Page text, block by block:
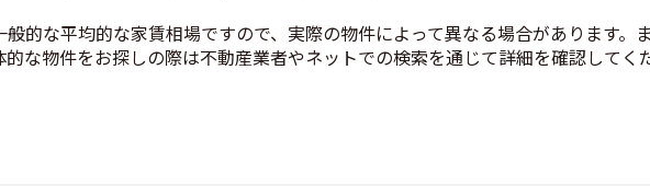
般的な平均的な家賃相場ですので、実際の物件によって異なる場合があります。
な物件をお探しの際は不動産業者やネットでの検索を通じて詳細を確認してく